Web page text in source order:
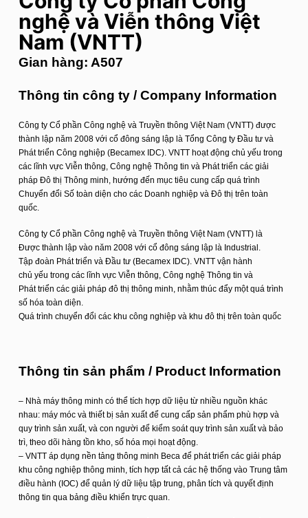
n
g
nghệ và Viễn thông Việt
Nam (VNTT)
Gian hàng: A507
Thông tin công ty / Company Information
Công ty Cổ phần Công nghệ và Truyền thông Việt Nam (VNTT) được
thành lập năm 2008 với cổ đông sáng lập là Tổng Công ty Đầu tư và
Phát triển Công nghiệp (Becamex IDC). VNTT hoạt động chủ yếu trong
các lĩnh vực Viễn thông, Công nghệ Thông tin và Phát triển các giải
pháp Đô thị Thông minh, hướng đến mục tiêu cung cấp quá trình
Chuyển đổi Số toàn diện cho các Doanh nghiệp và Đô thị trên toàn
quốc.
Công ty Cổ phần Công nghệ và Truyền thông Việt Nam (VNTT) là
Được thành lập vào năm 2008 với cổ đông sáng lập là Industrial.
Tập đoàn Phát triển và Đầu tư (Becamex IDC). VNTT vận hành
chủ yếu trong các lĩnh vực Viễn thông, Công nghệ Thông tin và
Phát triển các giải pháp đô thị thông minh, nhằm thúc đẩy một quá trình
số hóa toàn diện.
Quá trình chuyển đổi các khu công nghiệp và khu đô thị trên toàn quốc
Thông tin sản phẩm / Product Information
– Nhà máy thông minh có thể tích hợp dữ liệu từ nhiều nguồn khác
nhau: máy móc và thiết bị sản xuất để cung cấp sản phẩm phù hợp và
quy trình sản xuất, và con người để kiểm soát quy trình sản xuất và bảo
trì, theo dõi hàng tồn kho, số hóa mọi hoạt động.
– VNTT áp dụng nền tảng thông minh Beca để phát triển các giải pháp
khu công nghiệp thông minh, tích hợp tất cả các hệ thống vào Trung tâm
điều hành (IOC) để quản lý dữ liệu tập trung, phân tích và quyết định
thông tin qua bảng điều khiển trực quan.